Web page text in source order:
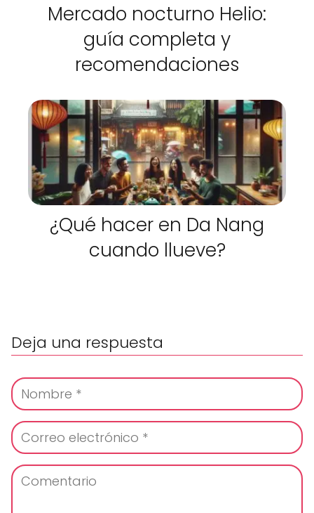
Mercado nocturno Helio:
guía completa y
recomendaciones
¿Qué hacer en Da Nang
cuando llueve?
Deja una respuesta